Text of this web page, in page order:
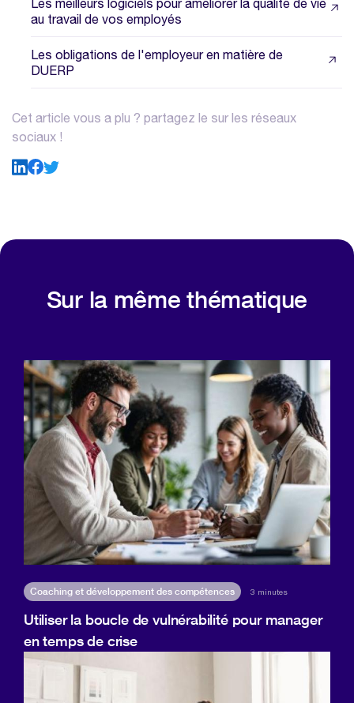
Les meilleurs logiciels pour améliorer la qualité de vie
au travail de vos employés
Les obligations de l'employeur en matière de
DUERP
Cet article vous a plu ? partagez le sur les réseaux
sociaux !
Sur la même thématique
Coaching et développement des compétences 3 minutes
Utiliser la boucle de vulnérabilité pour manager
en temps de crise